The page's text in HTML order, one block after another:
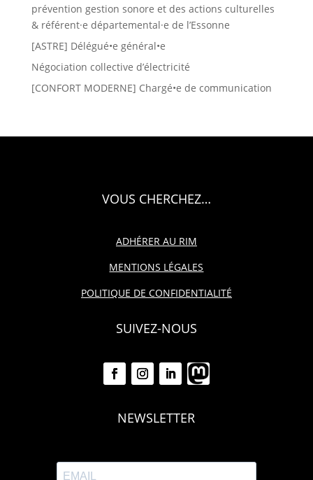
prévention gestion sonore et des actions culturelles
& référent·e départemental·e de l’Essonne
[ASTRE] Délégué•e général•e
Négociation collective d’électricité
[CONFORT MODERNE] Chargé•e de communication
VOUS CHERCHEZ…
ADHÉRER AU RIM
MENTIONS LÉGALES
POLITIQUE DE CONFIDENTIALITÉ
SUIVEZ-NOUS
NEWSLETTER